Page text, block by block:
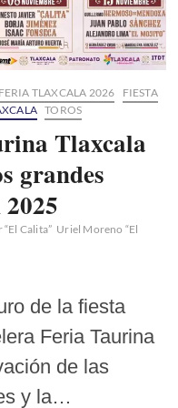
FERIA TLAXCALA 2026
FIESTA
TOROS
Tlaxcala
grandes
Calita” Uriel Moreno “El
de la fiesta
Feria Taurina
de las
y la…